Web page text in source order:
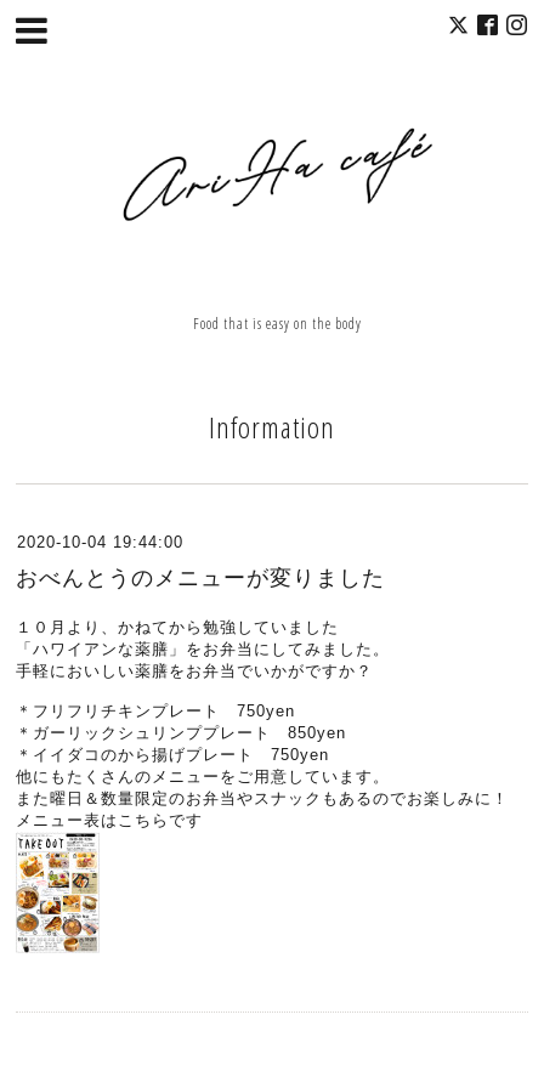
Food that is easy on the body
Information
2020-10-04 19:44:00
おべんとうのメニューが変りました
１０月より、かねてから勉強していました
「ハワイアンな薬膳」をお弁当にしてみました。
手軽においしい薬膳をお弁当でいかがですか？
＊フリフリチキンプレート 750yen
＊ガーリックシュリンププレート 850yen
＊イイダコのから揚げプレート 750yen
他にもたくさんのメニューをご用意しています。
また曜日＆数量限定のお弁当やスナックもあるのでお楽しみに！
メニュー表は こちらです